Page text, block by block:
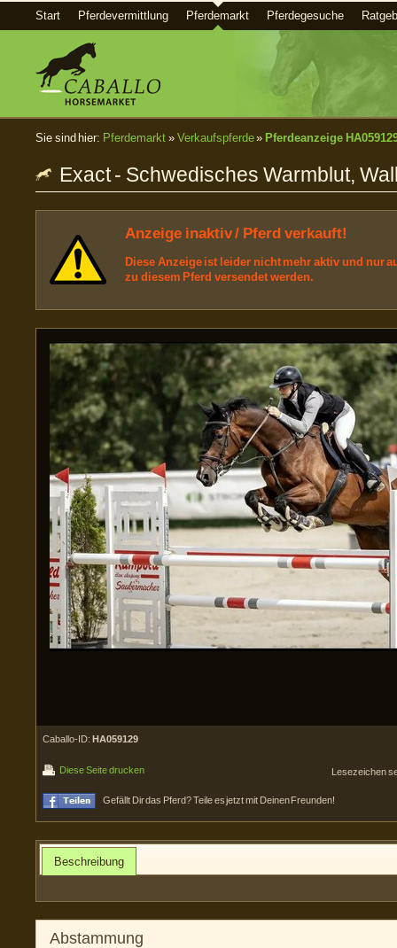
Start Pferdevermittlung Pferdemarkt Pferdegesuche
Sie sind hier: Pferdemarkt » Verkaufspferde» Pferdeanzeige
Exact - Schwedisches Warmblut,
Anzeige inaktiv / Pferd verkauft!
Diese Anzeige ist leider nicht mehr aktiv und nur
zu diesem Pferd versendet werden.
Caballo-ID: HA059129
Diese Seite drucken Lesezeichen
Gefällt Dir das Pferd? Teile es jetzt mit Deinen Freunden!
Beschreibung
Abstammung